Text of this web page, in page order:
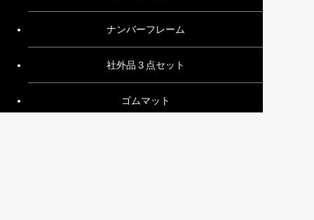
ナンバーフレーム
社外品３点セット
ゴムマット